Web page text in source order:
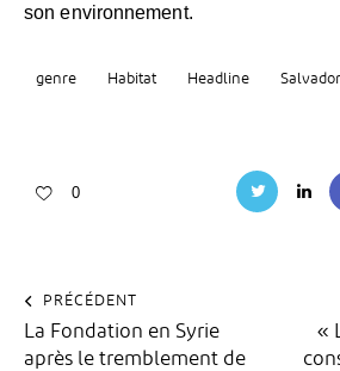
son environnement.
genre Habitat Headline Salvador
0
PRÉCÉDENT
La Fondation en Syrie
après le tremblement de
«